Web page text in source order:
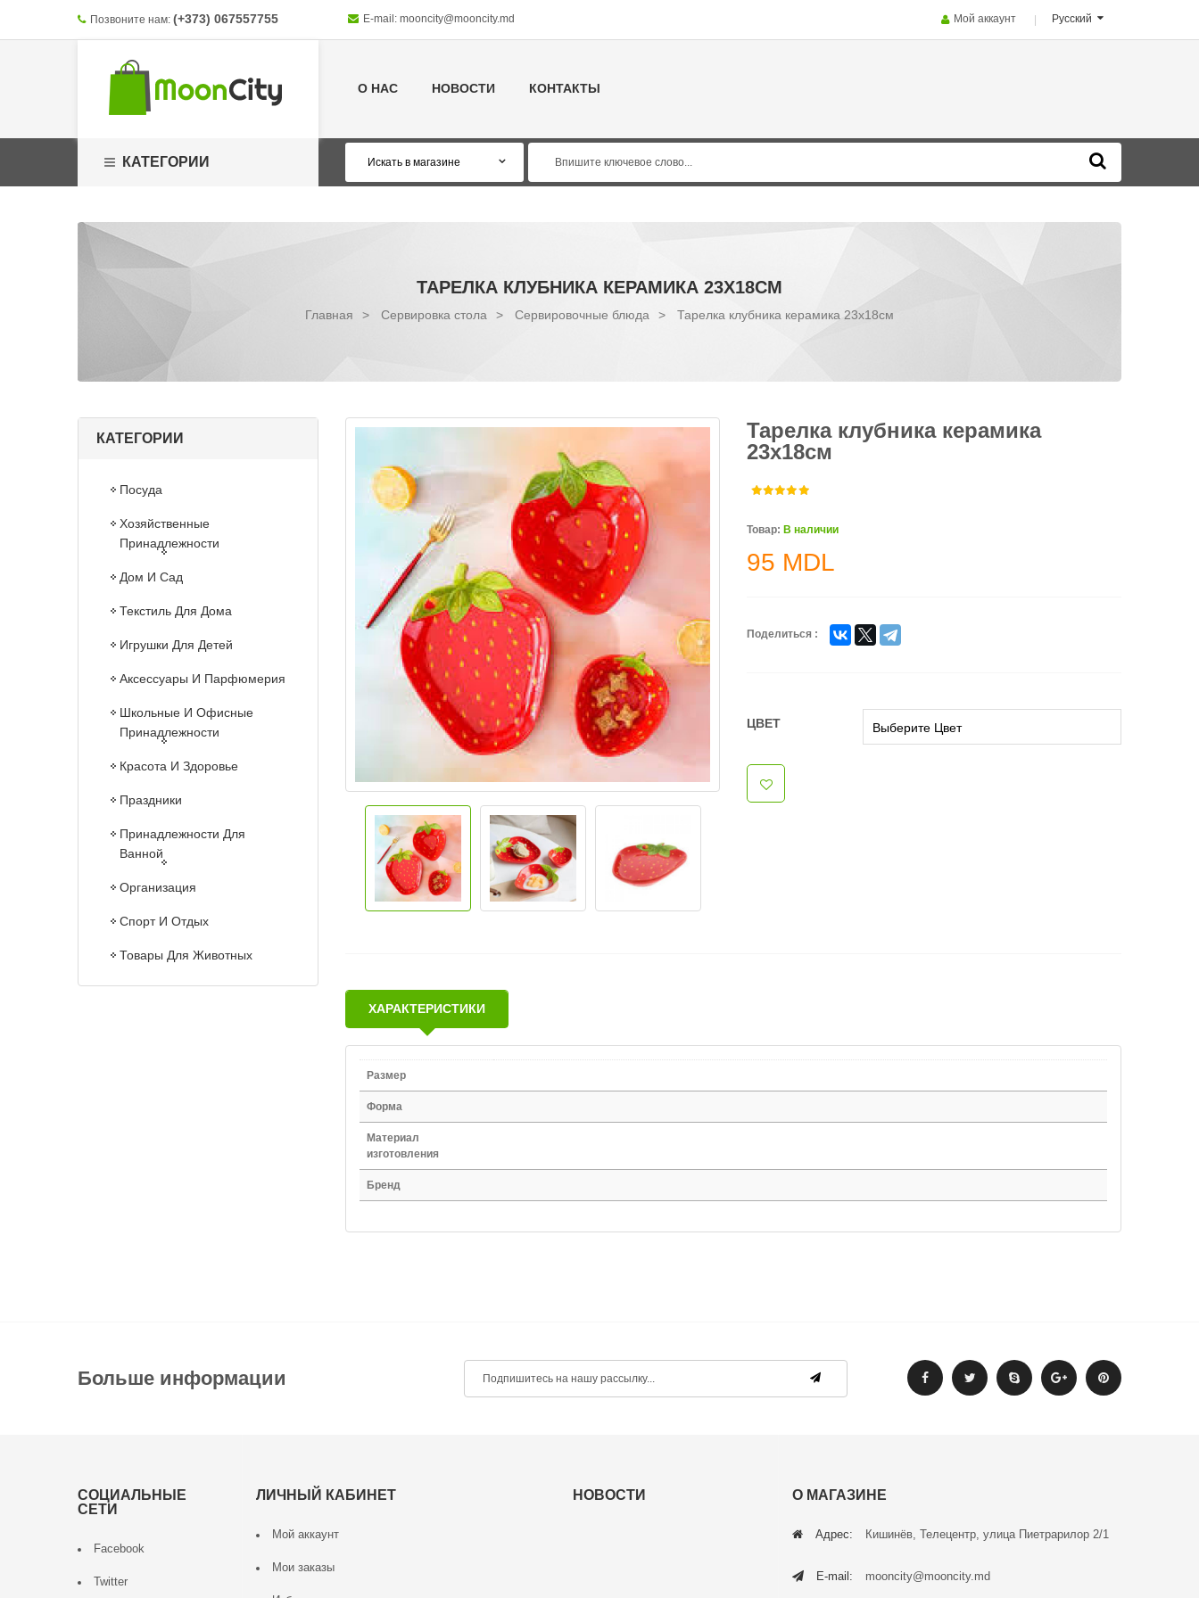
Позвоните нам: (+373) 067557755 E-mail: mooncity@mooncity.md Русский
Мой аккаунт
О НАС НОВОСТИ КОНТАКТЫ
КАТЕГОРИИ
ТАРЕЛКА КЛУБНИКА КЕРАМИКА 23Х18СМ
Главная > Сервировка стола > Сервировочные блюда > Тарелка клубника керамика 23х18см
КАТЕГОРИИ
Посуда
Хозяйственные
Принадлежности
Дом И Сад
Текстиль Для Дома
Игрушки Для Детей
Аксессуары И Парфюмерия
Школьные И Офисные
Принадлежности
Красота И Здоровье
Праздники
Принадлежности Для
Ванной
Организация
Спорт И Отдых
Товары Для Животных
Тарелка клубника керамика
23х18см
Товар: В наличии
95 MDL
Поделиться :
ЦВЕТ
ХАРАКТЕРИСТИКИ
Размер
Форма
Материал
изготовления
Бренд
Больше информации
СОЦИАЛЬНЫЕ
СЕТИ
Facebook
Twitter
ЛИЧНЫЙ КАБИНЕТ
Мой аккаунт
Мои заказы
НОВОСТИ О МАГАЗИНЕ
Адрес: Кишинёв, Телецентр, улица Пиетрарилор 2/1
E-mail: mooncity@mooncity.md